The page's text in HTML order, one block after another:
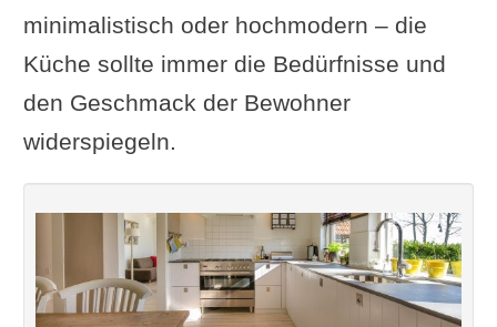
minimalistisch oder hochmodern – die
Küche sollte immer die Bedürfnisse und
den Geschmack der Bewohner
widerspiegeln.